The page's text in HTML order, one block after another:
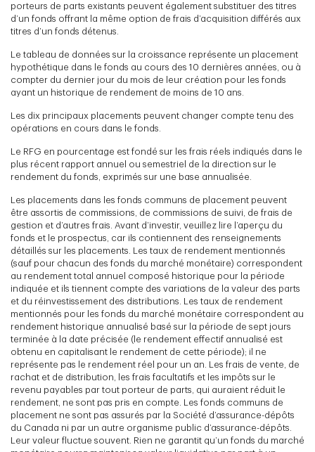
porteurs de parts existants peuvent également substituer des titres
d’un fonds offrant la même option de frais d’acquisition différés aux
titres d’un fonds détenus.
Le tableau de données sur la croissance représente un placement
hypothétique dans le fonds au cours des 10 dernières années, ou à
compter du dernier jour du mois de leur création pour les fonds
ayant un historique de rendement de moins de 10 ans.
Les dix principaux placements peuvent changer compte tenu des
opérations en cours dans le fonds.
Le RFG en pourcentage est fondé sur les frais réels indiqués dans le
plus récent rapport annuel ou semestriel de la direction sur le
rendement du fonds, exprimés sur une base annualisée.
Les placements dans les fonds communs de placement peuvent
être assortis de commissions, de commissions de suivi, de frais de
gestion et d’autres frais. Avant d’investir, veuillez lire l’aperçu du
fonds et le prospectus, car ils contiennent des renseignements
détaillés sur les placements. Les taux de rendement mentionnés
(sauf pour chacun des fonds du marché monétaire) correspondent
au rendement total annuel composé historique pour la période
indiquée et ils tiennent compte des variations de la valeur des parts
et du réinvestissement des distributions. Les taux de rendement
mentionnés pour les fonds du marché monétaire correspondent au
rendement historique annualisé basé sur la période de sept jours
terminée à la date précisée (le rendement effectif annualisé est
obtenu en capitalisant le rendement de cette période); il ne
représente pas le rendement réel pour un an. Les frais de vente, de
rachat et de distribution, les frais facultatifs et les impôts sur le
revenu payables par tout porteur de parts, qui auraient réduit le
rendement, ne sont pas pris en compte. Les fonds communs de
placement ne sont pas assurés par la Société d’assurance-dépôts
du Canada ni par un autre organisme public d’assurance-dépôts.
Leur valeur fluctue souvent. Rien ne garantit qu’un fonds du marché